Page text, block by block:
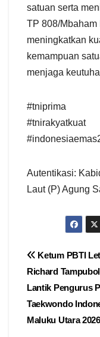
satuan serta
TP 808/Mbaham
meningkatkan
kemampuan
menjaga
#tniprima
#tnirakyatkuat
Autentikasi:
Laut (P) Agung
pos
Ketum PBTI
Richard
Lantik Pengurus
Taekwondo
Maluku Utara